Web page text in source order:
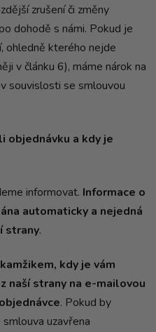
zrušení či změny
dohodě s námi. Pokud je
ohledně kterého nejde
v článku 6), máme nárok na
souvislosti se smlouvou
objednávku a kdy je
informovat. Informace o
automaticky a nejedná
strany.
kdy je vám
naší strany na e-mailovou
. Pokud by
uzavřena